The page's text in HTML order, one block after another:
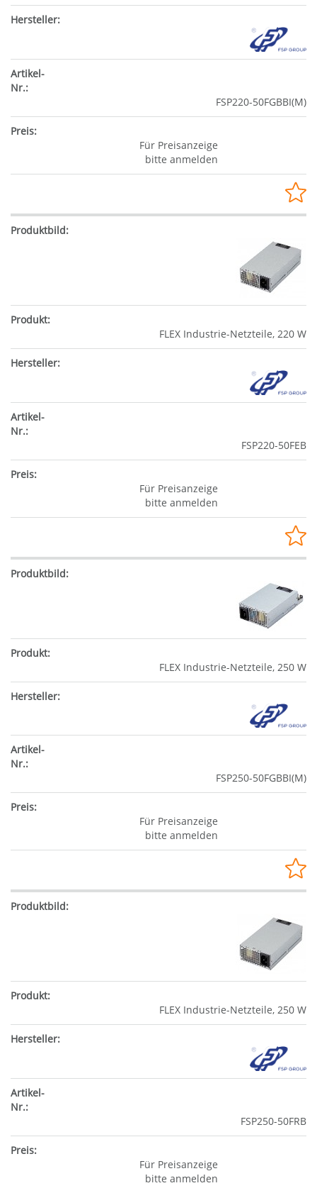
FSP220-50FGBBI(M)
Für Preisanzeige
bitte anmelden
FLEX Industrie-Netzteile, 220 W
FSP220-50FEB
Für Preisanzeige
bitte anmelden
FLEX Industrie-Netzteile, 250 W
FSP250-50FGBBI(M)
Für Preisanzeige
bitte anmelden
FLEX Industrie-Netzteile, 250 W
FSP250-50FRB
Für Preisanzeige
bitte anmelden